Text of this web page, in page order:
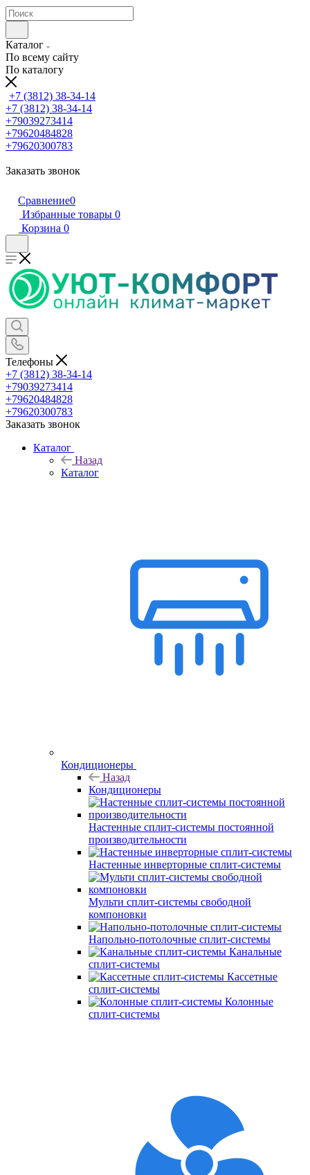
Каталог
По всему сайту
По каталогу
+7 (3812) 38-34-14
+7 (3812) 38-34-14
+79039273414
+79620484828
+79620300783
Заказать звонок
Сравнение0
Избранные товары 0
Корзина 0
Телефоны
+7 (3812) 38-34-14
+79039273414
+79620484828
+79620300783
Заказать звонок
Каталог
Назад
Каталог
Кондиционеры
Назад
Кондиционеры
Настенные сплит-системы постоянной
производительности
Настенные инверторные сплит-системы
Мульти сплит-системы свободной
компоновки
Напольно-потолочные сплит-системы
Канальные
сплит-системы
Кассетные
сплит-системы
Колонные
сплит-системы